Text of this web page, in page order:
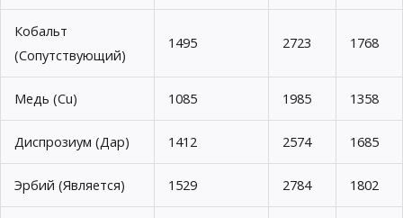
Кобальт
(Сопутствующий)
1495 2723 1768
Медь (Cu) 1085 1985 1358
Диспрозиум (Дар) 1412 2574 1685
Эрбий (Является) 1529 2784 1802